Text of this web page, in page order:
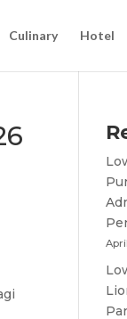
Culinary Hotel